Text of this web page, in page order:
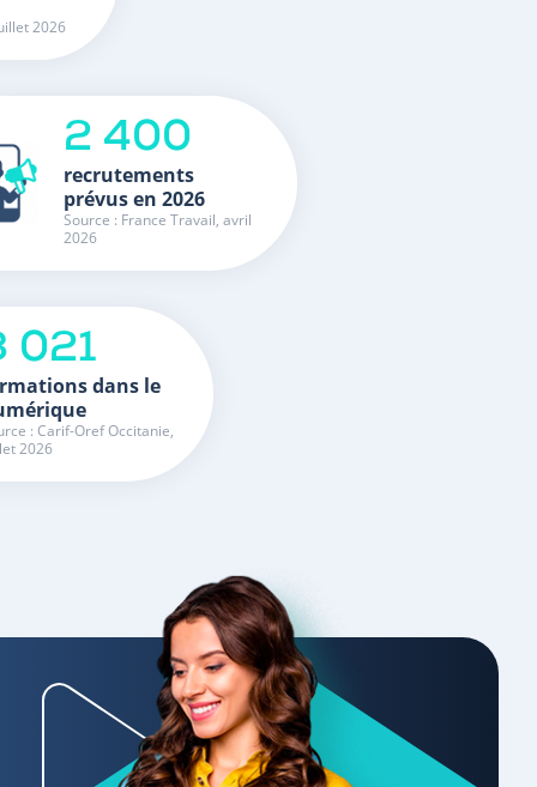
2026
2 400
recrutements
prévus en 2026
Source : France Travail, avril
2026
021
dans le
: Carif-Oref Occitanie,
2026